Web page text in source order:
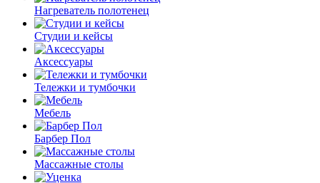
Нагреватель полотенец
Студии и кейсы
Аксессуары
Тележки и тумбочки
Мебель
Барбер Пол
Массажные столы